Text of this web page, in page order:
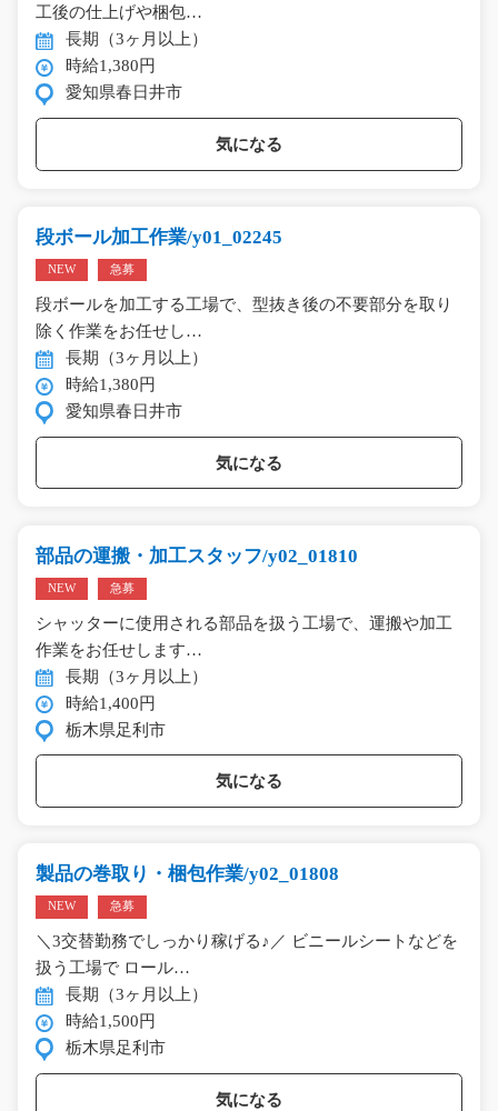
工後の仕上げや梱包…
長期（3ヶ月以上）
時給1,380円
愛知県春日井市
気になる
段ボール加工作業/y01_02245
NEW 急募
段ボールを加工する工場で、型抜き後の不要部分を取り
除く作業をお任せし…
長期（3ヶ月以上）
時給1,380円
愛知県春日井市
気になる
部品の運搬・加工スタッフ/y02_01810
NEW 急募
シャッターに使用される部品を扱う工場で、運搬や加工
作業をお任せします…
長期（3ヶ月以上）
時給1,400円
栃木県足利市
気になる
製品の巻取り・梱包作業/y02_01808
NEW 急募
＼3交替勤務でしっかり稼げる♪／ ビニールシートなどを
扱う工場で ロール…
長期（3ヶ月以上）
時給1,500円
栃木県足利市
気になる